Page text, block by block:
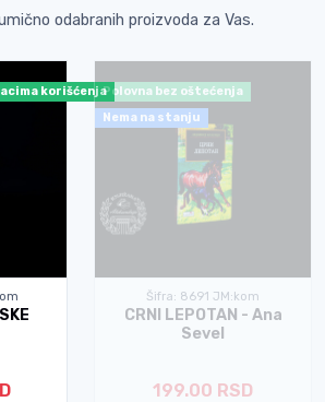
odabranih proizvoda za Vas.
korišćenjaPolovna bez oštećenja
Nema na stanju
Šifra: 8691 JM:kom
CRNI LEPOTAN - Ana
Sevel
199.00 RSD